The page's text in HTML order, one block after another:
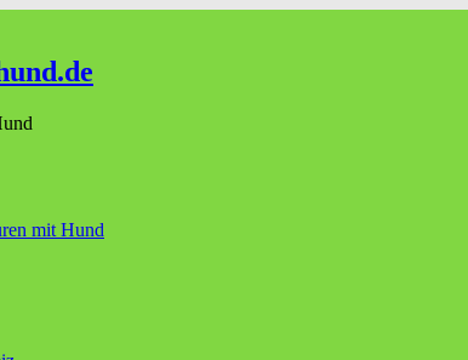
mit Hund